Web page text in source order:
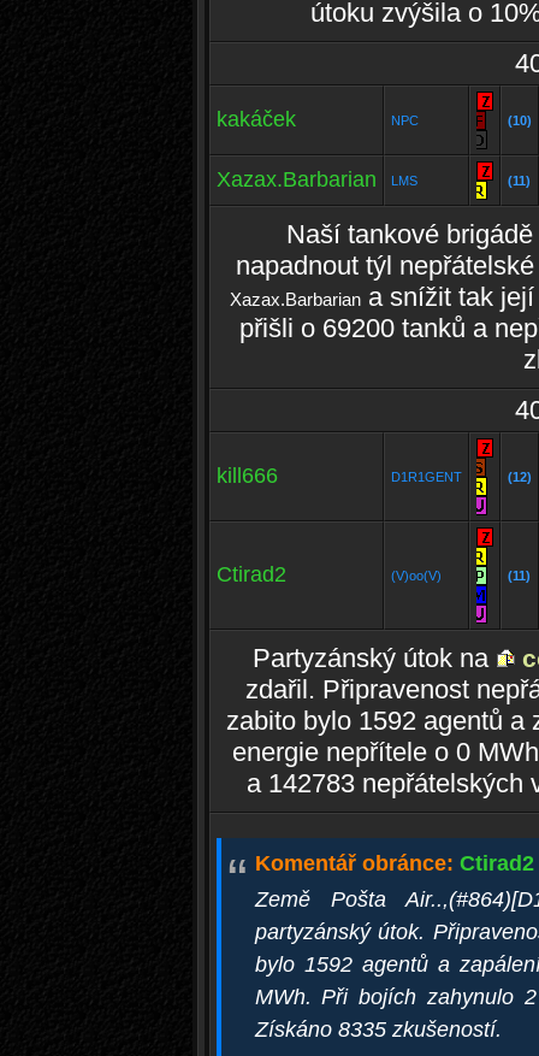
útoku zvýšila o
kakáček NPC (10)
Xazax.Barbarian LMS (11)
Naší tankové
napadnout týl
Xazax.Barbariana snížit tak její
přišli o 69200 tanků a
kill666 D1R1GENT (12)
Ctirad2 (V)oo(V) (11)
Partyzánský útok na
zdařil. Připravenost
zabito bylo 1592 agentů a
energie nepřítele o 0
a 142783 nepřátelských
“ Komentář obránce: Ctirad2
Země Pošta
partyzánský útok.
bylo 1592 agentů a
MWh. Při bojích zahynulo
Získáno 8335 zkušeností.